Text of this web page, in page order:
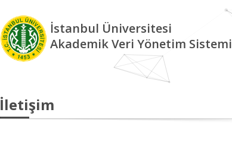
İstanbul Üniversitesi
Akademik Veri Yönetim Sistemi
İletişim